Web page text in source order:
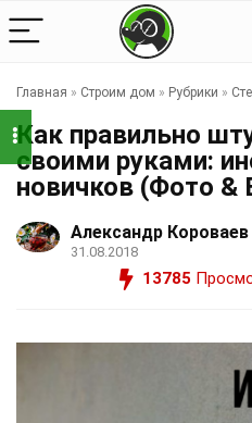
Главная » Строим дом » Рубрики »
Как правильно
своими руками:
новичков (Фото
Александр Короваев
31.08.2018
13785